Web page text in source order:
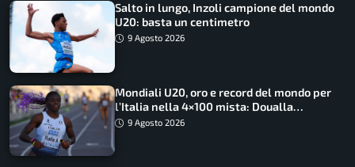
Salto in lungo, Inzoli campione del mondo
U20: basta un centimetro
9 Agosto 2026
Mondiali U20, oro e record del mondo per
l’Italia nella 4×100 mista: Doualla
straordinaria
9 Agosto 2026